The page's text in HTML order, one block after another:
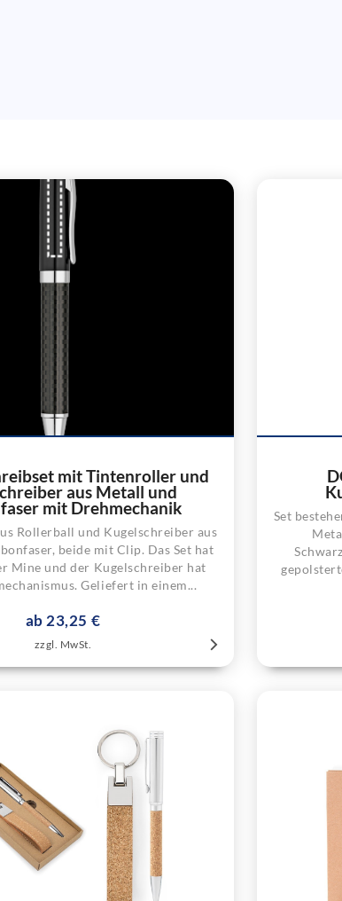
mit Tintenroller und
aus Metall und
mit Drehmechanik
Rollerball und Kugelschreiber aus
beide mit Clip. Das Set hat
Mine und der Kugelschreiber hat
Geliefert in einem...
ab 23,25 €
zzgl. MwSt.
Set